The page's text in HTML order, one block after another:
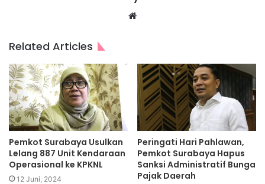
Website
Related Articles
Pemkot Surabaya Usulkan
Lelang 887 Unit Kendaraan
Operasional ke KPKNL
12 Juni, 2024
Peringati Hari Pahlawan,
Pemkot Surabaya Hapus
Sanksi Administratif Bunga
Pajak Daerah